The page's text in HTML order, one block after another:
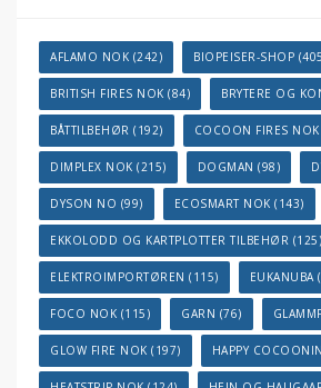
AFLAMO NOK (242) BIOPEISER-SHOP
BRITISH FIRES NOK (84) BRYTERE OG
BÅTTILBEHØR (192) COCOON FIRES NOK
DIMPLEX NOK (215) DOGMAN (98)
DYSON NO (99) ECOSMART NOK (143)
EKKOLODD OG KARTPLOTTER TILBEHØR (125)
ELEKTROIMPORTØREN (115) EUKANUBA
FOCO NOK (115) GARN (76)
GLOW FIRE NOK (197) HAPPY